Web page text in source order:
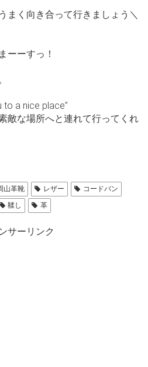
まく向き合って行きましょう＼
ーーすっ！
to a nice place”
敵な場所へと連れて行ってくれ
山革靴 レザー
コードバン
鞣し 革
サーリンク